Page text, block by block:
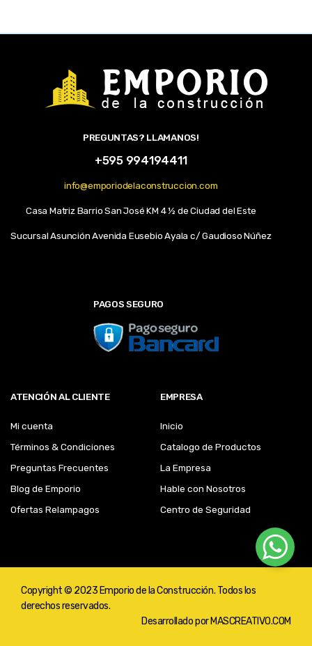
PREGUNTAS? LLAMANOS!
+595 994194411
info@emporiodelaconstruccion.com
Casa Matriz Barrio San José KM 4 ½ de Ciudad del Este
Sucursal Asunción Avenida Eusebio Ayala c/ Gaudioso Núñez
PAGOS SEGURO
ATENCIÓN AL CLIENTE
Mi cuenta
Términos & Condiciones
Preguntas Frecuentes
Blog de Emporio
Ofertas Relampagos
EMPRESA
Inicio
Catalogo de Productos
La Empresa
Hable con Nosotros
Centro de Seguridad
Copyright © 2023 Emporio de la Construcción. Todos los
derechos reservados.
Desarrollado por MASCREATIVO.COM